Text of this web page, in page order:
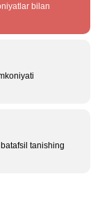
bilan
tanishing